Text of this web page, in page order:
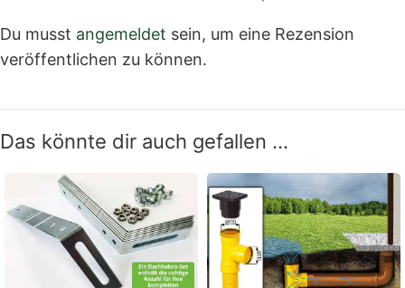
Du musst angemeldet sein, um eine Rezension
veröffentlichen zu können.
Das könnte dir auch gefallen …